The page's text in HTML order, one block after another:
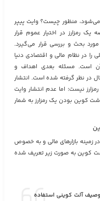
منظور چیست؟ وایت پیپر
رمزارز در اختیار عموم قرار
بحث و بررسی قرار می‌گیرد.
در نظام مالی و اقتصادی دنیا
است. مسئله بعدی اهداف و
در نظر گرفته شده است. انتشار
نیست؛ اما عدم انتشار وایت
شت کوین بودن یک رمزارز به شمار
زمینه بازارهای مالی و به خصوص
شت کوین به صورت زیر تعریف شده
آلت کوینی استفاده